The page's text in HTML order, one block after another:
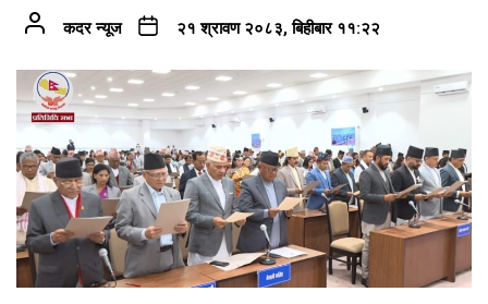
कदर न्यूज २१ श्रावण २०८३, बिहीबार ११:२२